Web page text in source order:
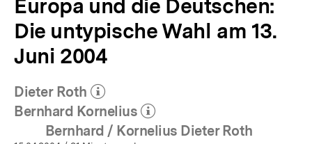
Europa und die Deutschen:
Die untypische Wahl am 13.
Juni 2004
Dieter Roth
(Mehr zum Autor)
öffnen
Bernhard Kornelius
(Mehr zum Autor)
öffnen
Bernhard / Kornelius Dieter Roth